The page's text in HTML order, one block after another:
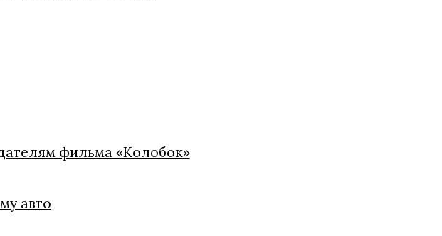
фильма «Колобок»
авто